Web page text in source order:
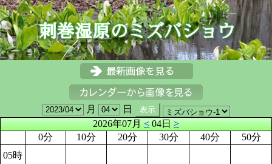
月
日
2026年07月<04日>
0分
10分 20分 30分 40分
50分
05時